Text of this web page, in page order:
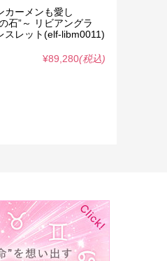
カーメンも愛し
石”～ リビアングラ
スレット(elf-libm0011)
¥89,280(税込)